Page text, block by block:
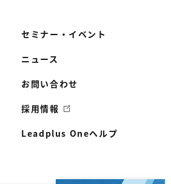
セミナー・イベント
ニュース
お問い合わせ
採用情報
Leadplus Oneヘルプ